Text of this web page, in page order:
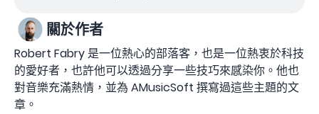
關於作者
Robert Fabry 是一位熱心的部落客，也是一位熱衷於科技
的愛好者，也許他可以透過分享一些技巧來感染你。他也
對音樂充滿熱情，並為 AMusicSoft 撰寫過這些主題的文
章。